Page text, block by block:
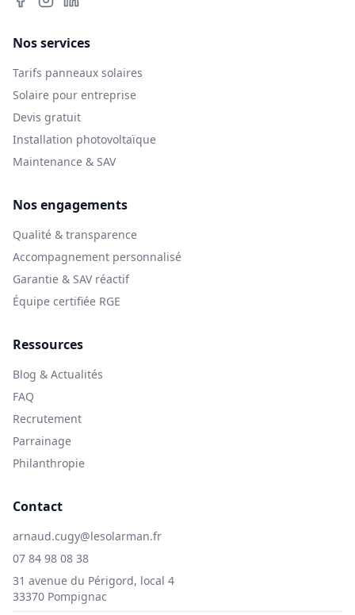
Nos services
Tarifs panneaux solaires
Solaire pour entreprise
Devis gratuit
Installation photovoltaïque
Maintenance & SAV
Nos engagements
Qualité & transparence
Accompagnement personnalisé
Garantie & SAV réactif
Équipe certifiée RGE
Ressources
Blog & Actualités
FAQ
Recrutement
Parrainage
Philanthropie
Contact
arnaud.cugy@lesolarman.fr
07 84 98 08 38
31 avenue du Périgord, local 4
33370 Pompignac